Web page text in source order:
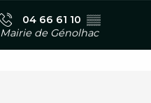
04 66 61 10 ▒▒
Mairie de Génolhac